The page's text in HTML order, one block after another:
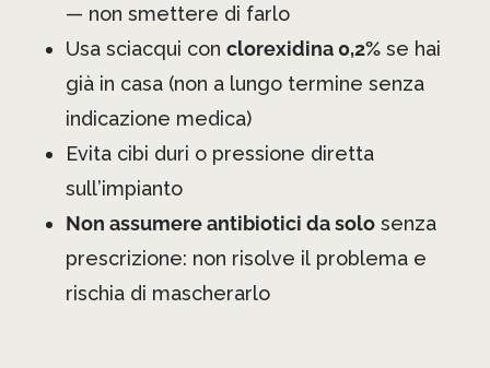
— non smettere di farlo
Usa sciacqui con clorexidina 0,2% se hai
già in casa (non a lungo termine senza
indicazione medica)
Evita cibi duri o pressione diretta
sull’impianto
Non assumere antibiotici da solo senza
prescrizione: non risolve il problema e
rischia di mascherarlo